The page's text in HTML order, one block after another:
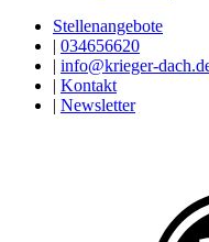
Stellenangebote
| 034656620
| info@krieger-
| Kontakt
| Newsletter